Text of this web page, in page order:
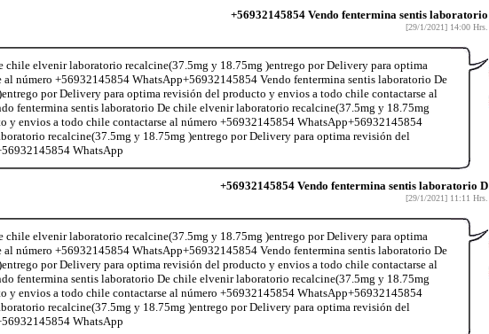
+56932145854 Vendo fentermina sentis laboratorio
[29/1/2021] 14:00 Hrs.
elvenir laboratorio recalcine(37.5mg y 18.75mg )entrego por Delivery para optima
número +56932145854 WhatsApp+56932145854 Vendo fentermina sentis laboratorio De
por Delivery para optima revisión del producto y envios a todo chile contactarse al
fentermina sentis laboratorio De chile elvenir laboratorio recalcine(37.5mg y 18.75mg
y envios a todo chile contactarse al número +56932145854 WhatsApp+56932145854
recalcine(37.5mg y 18.75mg )entrego por Delivery para optima revisión del
WhatsApp
+56932145854 Vendo fentermina sentis laboratorio D
[29/1/2021] 11:11 Hrs.
elvenir laboratorio recalcine(37.5mg y 18.75mg )entrego por Delivery para optima
número +56932145854 WhatsApp+56932145854 Vendo fentermina sentis laboratorio De
por Delivery para optima revisión del producto y envios a todo chile contactarse al
fentermina sentis laboratorio De chile elvenir laboratorio recalcine(37.5mg y 18.75mg
y envios a todo chile contactarse al número +56932145854 WhatsApp+56932145854
recalcine(37.5mg y 18.75mg )entrego por Delivery para optima revisión del
WhatsApp